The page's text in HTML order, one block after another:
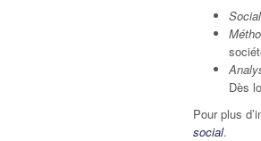
Dès
Pour plus
social.